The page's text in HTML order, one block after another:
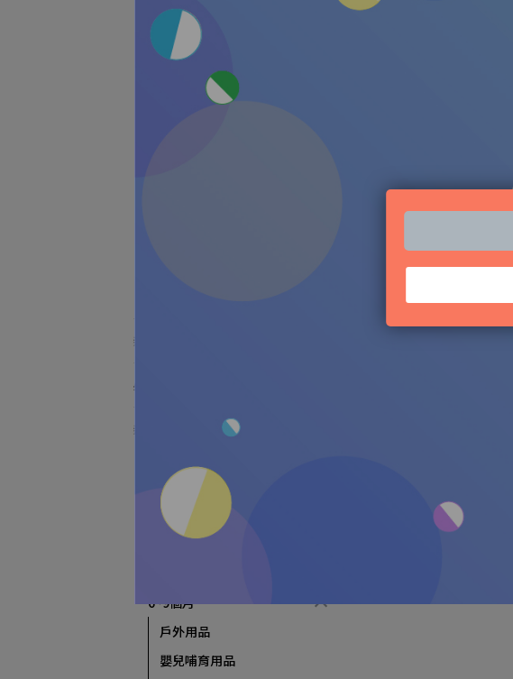
抗菌防護
成長訓練必備
餐具/碗盤/圍兜
食物剪刀
新品推薦
必買熱銷TOP
新手爸媽攻略
孕媽用品
新生兒哺育用品
6~9個月
戶外用品
嬰兒哺育用品